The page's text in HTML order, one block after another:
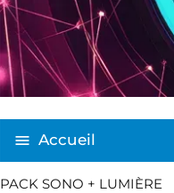
Accueil
PACK SONO + LUMIÈRE